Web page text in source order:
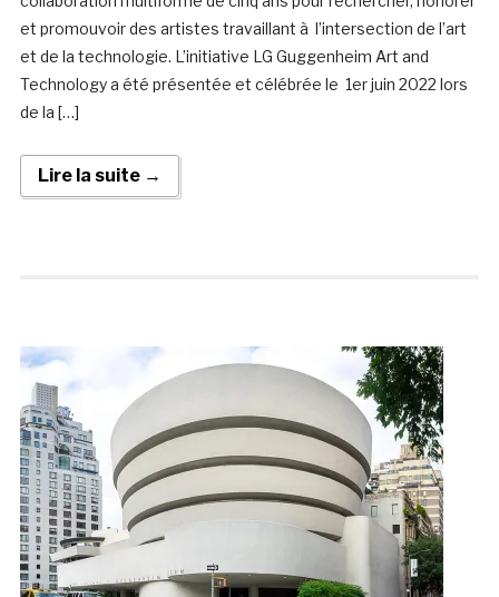
et promouvoir des artistes travaillant à l’intersection de l’art
et de la technologie. L’initiative LG Guggenheim Art and
Technology a été présentée et célébrée le 1er juin 2022 lors
de la […]
Lire la suite →